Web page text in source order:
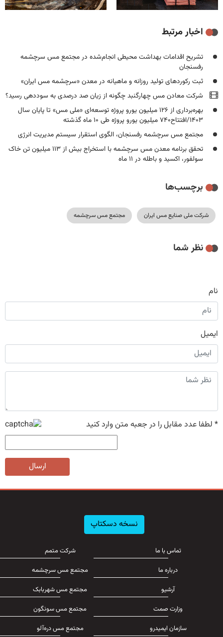
اخبار مرتبط
تشریح اقدامات بهداشت‌ محیطی انجام‌شده در مجتمع مس سرچشمه
رفسنجان
ثبت رکوردهای تولید روزانه و ماهیانه در معدن «سرچشمه مس ایران»
شرکت معادن مس چهارگنبد چگونه از زیان صد درصدی به سوددهی رسید؟
بهره‌برداری از ۱۲۶ میلیون یورو پروژه توسعه‌ای «ملی مس» تا پایان سال
۱۴۰۳/افتتاح۷۴۰ میلیون یورو پروژه طی ۱۰ ماه گذشته
مجتمع مس سرچشمه رفسنجان، الگوی استقرار سیستم مدیریت انرژی
تحقق برنامه معدن مس سرچشمه با استخراج بیش از ۱۱۳ میلیون تن خاک
سولفور، اکسید و باطله در ۱۱ ماه
برچسب‌ها
شرکت ملی صنایع مس ایران مجتمع مس سرچشمه
نظر شما
نام
ایمیل
* لطفا عدد مقابل را در جعبه متن وارد کنید
ارسال
نسخه دسکتاپ
تماس با ما
درباره ما
آرشیو
وزارت صمت
سازمان ایمیدرو
شرکت متمم
مجتمع مس سرچشمه
مجتمع مس شهربابک
مجتمع مس سونگون
مجتمع مس دره‌آلو